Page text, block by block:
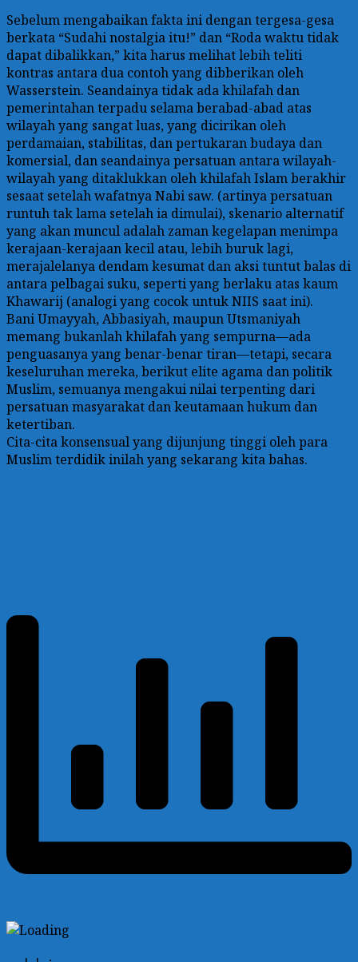
Sebelum mengabaikan fakta ini dengan tergesa-gesa
berkata “Sudahi nostalgia itu!” dan “Roda waktu tidak
dapat dibalikkan,” kita harus melihat lebih teliti
kontras antara dua contoh yang dibberikan oleh
Wasserstein. Seandainya tidak ada khilafah dan
pemerintahan terpadu selama berabad-abad atas
wilayah yang sangat luas, yang dicirikan oleh
perdamaian, stabilitas, dan pertukaran budaya dan
komersial, dan seandainya persatuan antara wilayah-
wilayah yang ditaklukkan oleh khilafah Islam berakhir
sesaat setelah wafatnya Nabi saw. (artinya persatuan
runtuh tak lama setelah ia dimulai), skenario alternatif
yang akan muncul adalah zaman kegelapan menimpa
kerajaan-kerajaan kecil atau, lebih buruk lagi,
merajalelanya dendam kesumat dan aksi tuntut balas di
antara pelbagai suku, seperti yang berlaku atas kaum
Khawarij (analogi yang cocok untuk NIIS saat ini).
Bani Umayyah, Abbasiyah, maupun Utsmaniyah
memang bukanlah khilafah yang sempurna—ada
penguasanya yang benar-benar tiran—tetapi, secara
keseluruhan mereka, berikut elite agama dan politik
Muslim, semuanya mengakui nilai terpenting dari
persatuan masyarakat dan keutamaan hukum dan
ketertiban.
Cita-cita konsensual yang dijunjung tinggi oleh para
Muslim terdidik inilah yang sekarang kita bahas.